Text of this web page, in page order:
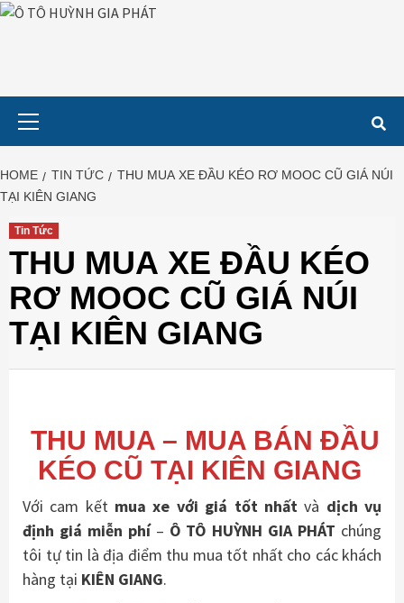
HOME TIN TỨC
THU MUA XE ĐẦU KÉO RƠ MOOC CŨ GIÁ NÚI
TẠI KIÊN GIANG
Tin Tức
THU MUA XE ĐẦU KÉO
RƠ MOOC CŨ GIÁ NÚI
TẠI KIÊN GIANG
THU MUA – MUA BÁN ĐẦU
KÉO CŨ TẠI KIÊN GIANG
Với cam kết mua xe với giá tốt nhấtvà dịch vụ
định giá miễn phí– Ô TÔ HUỲNH GIA PHÁT chúng
tôi tự tin là địa điểm thu mua tốt nhất cho các khách
hàng tại KIÊN GIANG.